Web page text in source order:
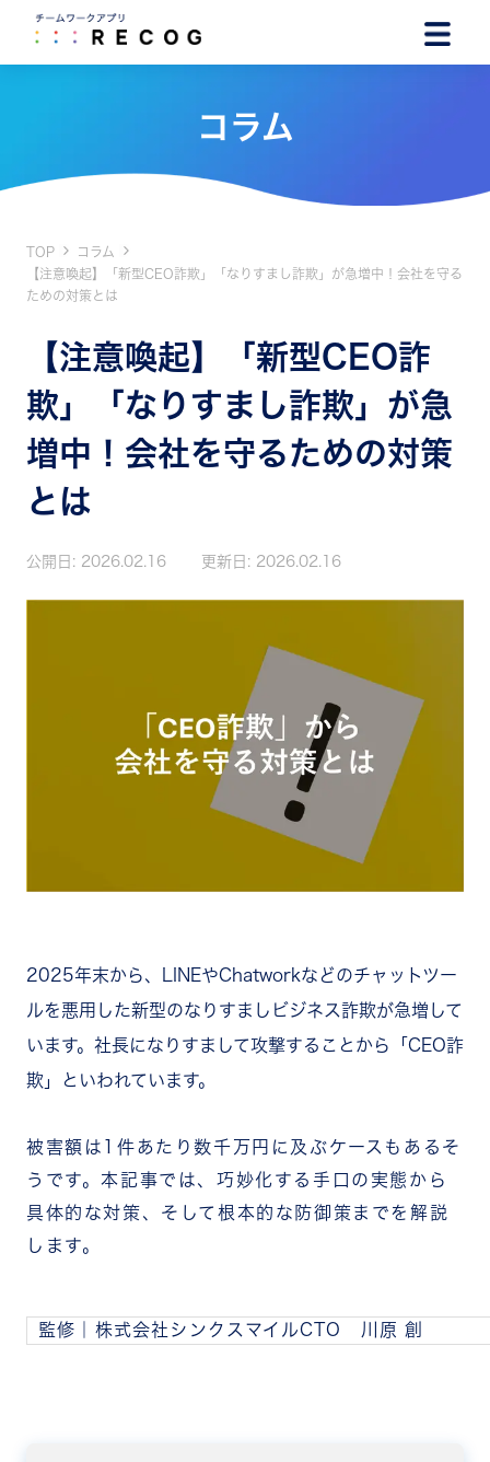
コラム
TOP
コラム
【注意喚起】「新型CEO詐欺」「なりすまし詐欺」が急増中！会社を守る
ための対策とは
【注意喚起】「新型CEO詐
欺」「なりすまし詐欺」が急
増中！会社を守るための対策
とは
公開日: 2026.02.16 更新日: 2026.02.16
2025年末から、LINEやChatworkなどのチャットツー
ルを悪用した新型のなりすましビジネス詐欺が急増して
います。社長になりすまして攻撃することから「CEO詐
欺」といわれています。
被害額は1件あたり数千万円に及ぶケースもあるそ
うです。本記事では、巧妙化する手口の実態から
具体的な対策、そして根本的な防御策までを解説
します。
監修｜株式会社シンクスマイルCTO 川原 創